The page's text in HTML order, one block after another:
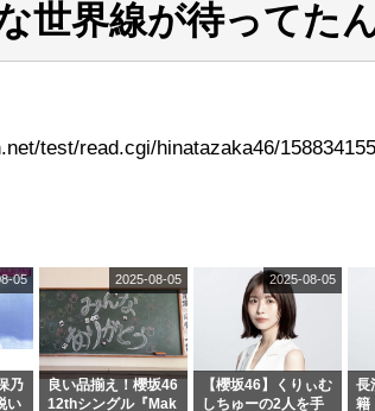
世界線が待ってた
test/read.cgi/hinatazaka46/
乃
い
05
良い品揃え！櫻坂46
12thシングル『Mak
2025-08-05
【櫻坂46】くりぃむ
しちゅーの2人を手
2025-08-05
長
籍